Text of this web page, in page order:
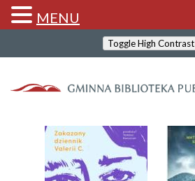
Toggle High Contrast
MENU